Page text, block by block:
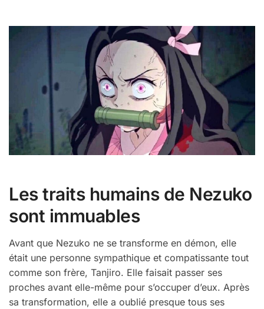
Les traits humains de Nezuko
sont immuables
Avant que Nezuko ne se transforme en démon, elle
était une personne sympathique et compatissante tout
comme son frère, Tanjiro. Elle faisait passer ses
proches avant elle-même pour s’occuper d’eux. Après
sa transformation, elle a oublié presque tous ses